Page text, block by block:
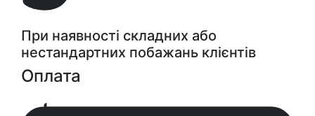
При наявності складних або
нестандартних побажань клієнтів
Оплата